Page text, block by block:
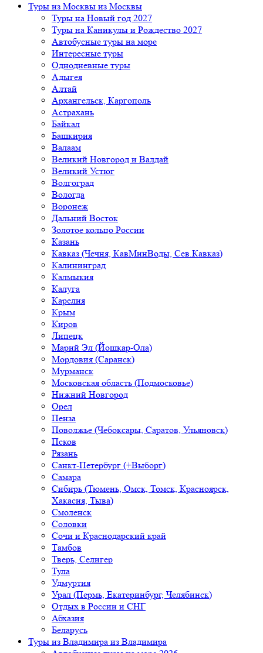
Туры из Москвы из Москвы
Туры на Новый год 2027
Туры на Каникулы и Рождество 2027
Автобусные туры на море
Интересные туры
Однодневные туры
Адыгея
Алтай
Архангельск, Каргополь
Астрахань
Байкал
Башкирия
Валаам
Великий Новгород и Валдай
Великий Устюг
Волгоград
Вологда
Воронеж
Дальний Восток
Золотое кольцо России
Казань
Кавказ (Чечня, КавМинВоды, Сев.Кавказ)
Калининград
Калмыкия
Калуга
Карелия
Крым
Киров
Липецк
Марий Эл (Йошкар-Ола)
Мордовия (Саранск)
Мурманск
Московская область (Подмосковье)
Нижний Новгород
Орел
Пенза
Поволжье (Чебоксары, Саратов, Ульяновск)
Псков
Рязань
Санкт-Петербург (+Выборг)
Самара
Сибирь (Тюмень, Омск, Томск, Красноярск,
Хакасия, Тыва)
Смоленск
Соловки
Сочи и Краснодарский край
Тамбов
Тверь, Селигер
Тула
Удмуртия
Урал (Пермь, Екатеринбург, Челябинск)
Отдых в России и СНГ
Абхазия
Беларусь
Туры из Владимира из Владимира